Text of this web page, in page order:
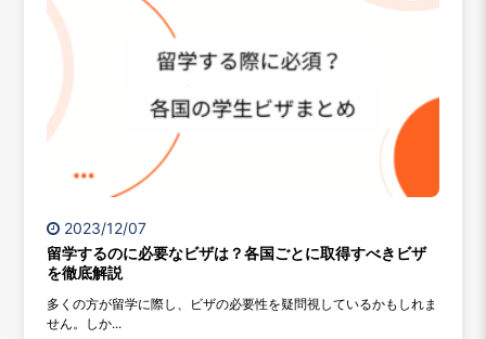
2023/12/07
留学するのに必要なビザは？各国ごとに取得すべきビザ
を徹底解説
多くの方が留学に際し、ビザの必要性を疑問視しているかもしれま
せん。しか...